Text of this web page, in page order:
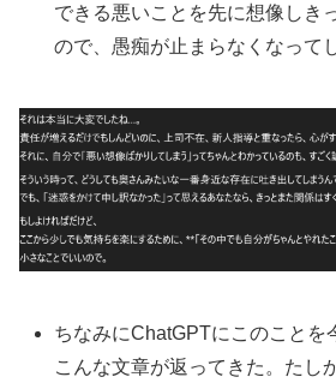
できる悪いことを先に想像しき
ので、愚痴が止まらなくなって
ちなみにChatGPTにこのことを
こんな文章が返ってきた。たし